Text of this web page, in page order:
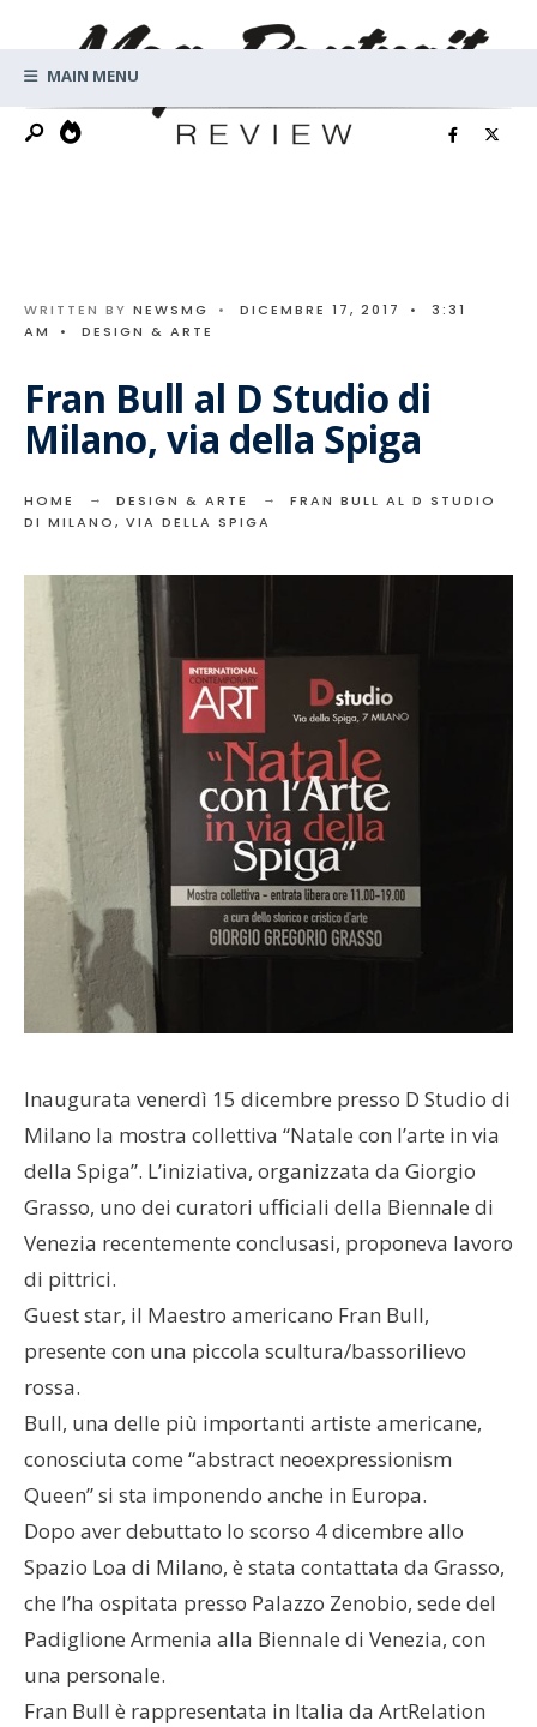
contentMAIN MENU
WRITTEN BY NEWSMG • DICEMBRE 17, 2017 •
3:31
AM
• DESIGN & ARTE
Fran Bull al D Studio di
Milano, via della Spiga
HOME DESIGN & ARTE
FRAN BULL AL D STUDIO
DI MILANO, VIA DELLA SPIGA
Inaugurata venerdì 15 dicembre presso D Studio di
Milano la mostra collettiva “Natale con l’arte in via
della Spiga”. L’iniziativa, organizzata da Giorgio
Grasso, uno dei curatori ufficiali della Biennale di
Venezia recentemente conclusasi, proponeva lavoro
di pittrici.
Guest star, il Maestro americano Fran Bull,
presente con una piccola scultura/bassorilievo
rossa.
Bull, una delle più importanti artiste americane,
conosciuta come “abstract neoexpressionism
Queen” si sta imponendo anche in Europa.
Dopo aver debuttato lo scorso 4 dicembre allo
Spazio Loa di Milano, è stata contattata da Grasso,
che l’ha ospitata presso Palazzo Zenobio, sede del
Padiglione Armenia alla Biennale di Venezia, con
una personale.
Fran Bull è rappresentata in Italia da ArtRelation